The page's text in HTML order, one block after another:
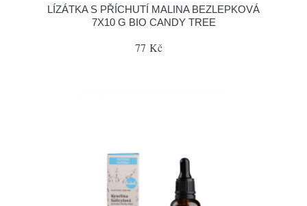
LÍZÁTKA S PŘÍCHUTÍ MALINA BEZLEPKOVÁ
7X10 G BIO CANDY TREE
77 Kč